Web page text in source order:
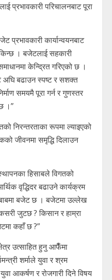
प्रभावकारी परिचालनबाट पूरा
प्रभावकारी कार्यान्वयनबाट
। बजेटलाई सहकारी
केन्द्रित गरिएको छ ।
अघि बढाउन स्पष्ट र सशक्त
समयमै पूरा गर्न र गुणस्तर
।”
निरन्तरताका रूपमा ल्याइएको
जीवनमा समृद्धि दिलाउन
हिसाबले विगतको
वृद्धिदर बढाउने कार्यक्रम
बजेट छ । बजेटमा उल्लेख
जुटछ ? किसान र हाम्रा
कहाँ छ ?”
उत्साहित हुनु आफैँमा
शर्माले युवा र श्रम
आकर्षण र रोजगारी दिने विषय